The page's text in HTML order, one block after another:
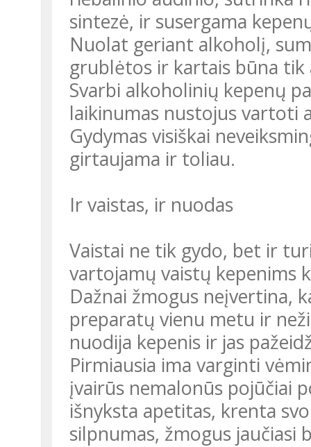
sintezė, ir susergama
Nuolat geriant alkoholį,
grublėtos ir kartais būna
Svarbi alkoholinių kepenų
laikinumas nustojus vartoti
Gydymas visiškai
girtaujama ir toliau.
Ir vaistas, ir nuodas
Vaistai ne tik gydo, bet ir
vartojamų vaistų kepenims
Dažnai žmogus neįvertina,
preparatų vienu metu ir
nuodija kepenis ir jas
Pirmiausia ima varginti
įvairūs nemalonūs pojūčiai
išnyksta apetitas, krenta
silpnumas, žmogus